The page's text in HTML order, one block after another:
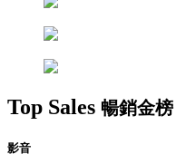
Top Sales 暢銷金榜
影音